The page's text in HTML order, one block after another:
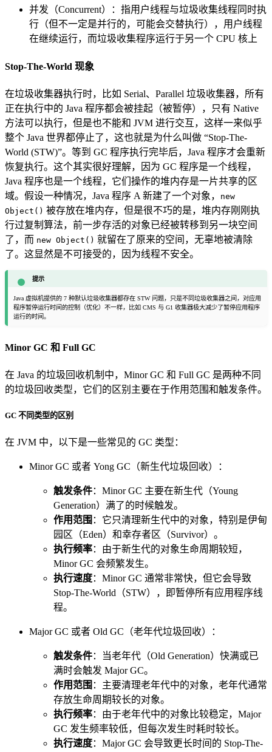
并发（Concurrent）：指用户线程与垃圾收集线程同时执
行（但不一定是并行的，可能会交替执行），用户线程
在继续运行，而垃圾收集程序运行于另一个 CPU 核上
Stop-The-World 现象
在垃圾收集器执行时，比如 Serial、Parallel 垃圾收集器，所有
正在执行中的 Java 程序都会被挂起（被暂停），只有 Native
方法可以执行，但是也不能和 JVM 进行交互，这样一来似乎
整个 Java 世界都停止了，这也就是为什么叫做 “Stop-The-
World (STW)”。等到 GC 程序执行完毕后，Java 程序才会重新
恢复执行。这个其实很好理解，因为 GC 程序是一个线程，
Java 程序也是一个线程，它们操作的堆内存是一片共享的区
域。假设一种情况，Java 程序 A 新建了一个对象，
new
Object() 被存放在堆内存，但是很不巧的是，堆内存刚刚执
行过复制算法，前一步存活的对象已经被转移到另一块空间
了，而 new Object() 就留在了原来的空间，无辜地被清除
了。这显然是不可接受的，因为线程不安全。
提示
Java 虚拟机提供的 7 种默认垃圾收集器都存在 STW 问题，只是不同垃圾收集器之间，对应用
程序暂停运行时间的控制（优化）不一样，比如 CMS 与 G1 收集器极大减少了暂停应用程序
运行的时间。
Minor GC 和 Full GC
在 Java 的垃圾回收机制中，Minor GC 和 Full GC 是两种不同
的垃圾回收类型，它们的区别主要在于作用范围和触发条件。
GC 不同类型的区别
在 JVM 中，以下是一些常见的 GC 类型：
Minor GC 或者 Yong GC（新生代垃圾回收）：
触发条件：Minor GC 主要在新生代（Young
Generation）满了的时候触发。
作用范围 ：它只清理新生代中的对象，特别是伊甸
园区（Eden）和幸存者区（Survivor）。
执行频率：由于新生代的对象生命周期较短，
Minor GC 会频繁发生。
执行速度：Minor GC 通常非常快，但它会导致
Stop-The-World（STW），即暂停所有应用程序线
程。
Major GC 或者 Old GC（老年代垃圾回收）：
触发条件：当老年代（Old Generation）快满或已
满时会触发 Major GC。
作用范围 ：主要清理老年代中的对象，老年代通常
存放生命周期较长的对象。
执行频率：由于老年代中的对象比较稳定，Major
GC 发生频率较低，但每次发生时耗时较长。
执行速度：Major GC 会导致更长时间的 Stop-The-